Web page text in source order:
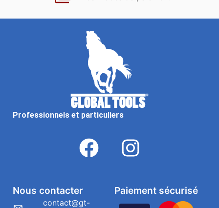
Professionnels et particuliers
Paiement sécurisé
Nous contacter
contact@gt-